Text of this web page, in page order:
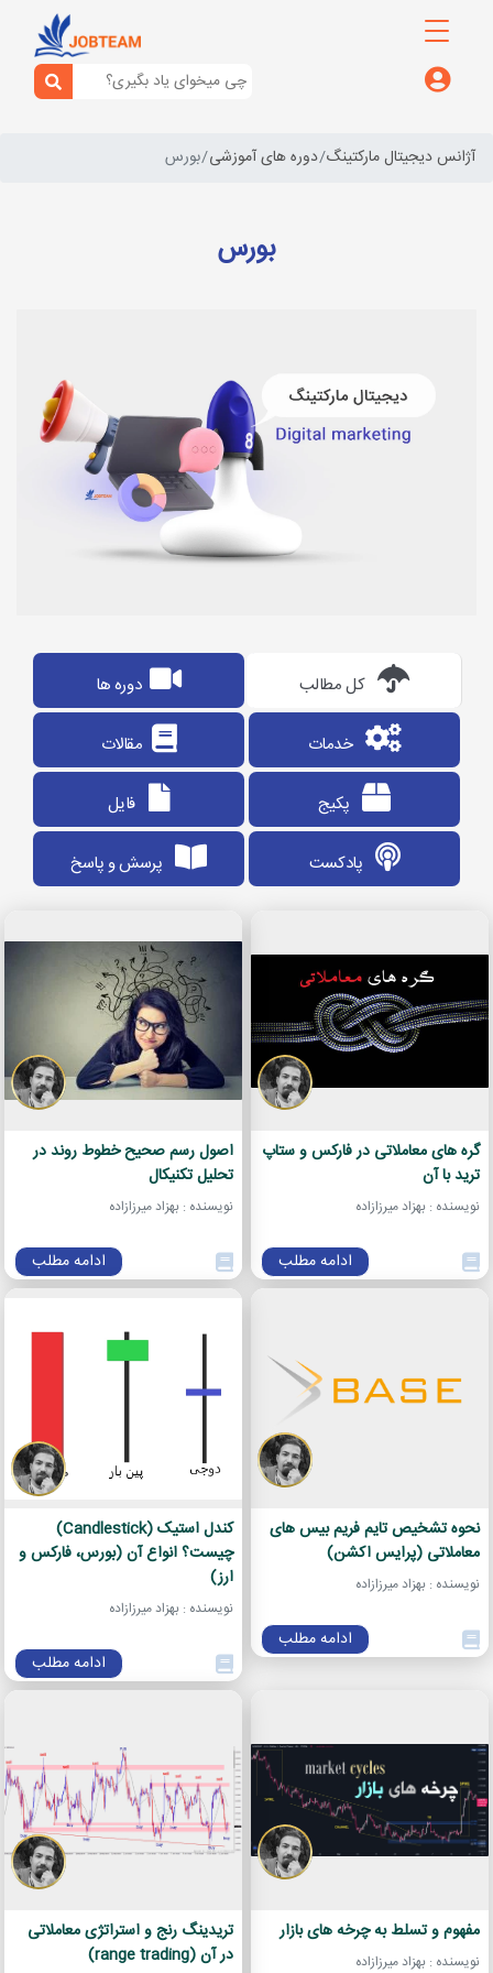
آژانس دیجیتال مارکتینگ دوره های آموزشی بورس
بورس
کل مطالب دوره ها
خدمات مقالات
پکیج فایل
پادکست پرسش و پاسخ
گره های معاملاتی در فارکس و ستاپ
ترید با آن
نویسنده : بهزاد میرزازاده
ادامه مطلب
اصول رسم صحیح خطوط روند در
تحلیل تکنیکال
نویسنده : بهزاد میرزازاده
ادامه مطلب
نحوه تشخیص تایم فریم بیس های
معاملاتی (پرایس اکشن)
نویسنده : بهزاد میرزازاده
ادامه مطلب
کندل استیک (Candlestick)
چیست؟ انواع آن (بورس، فارکس و
ارز)
نویسنده : بهزاد میرزازاده
ادامه مطلب
مفهوم و تسلط به چرخه های بازار
نویسنده : بهزاد میرزازاده
تریدینگ رنج و استراتژی معاملاتی
در آن (range trading)